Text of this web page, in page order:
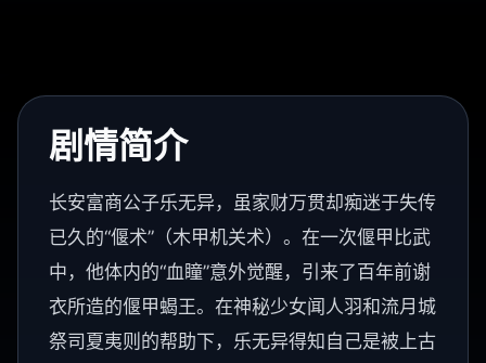
剧情简介
长安富商公子乐无异，虽家财万贯却痴迷于失传
已久的“偃术”（木甲机关术）。在一次偃甲比武
中，他体内的“血瞳”意外觉醒，引来了百年前谢
衣所造的偃甲蝎王。在神秘少女闻人羽和流月城
祭司夏夷则的帮助下，乐无异得知自己是被上古